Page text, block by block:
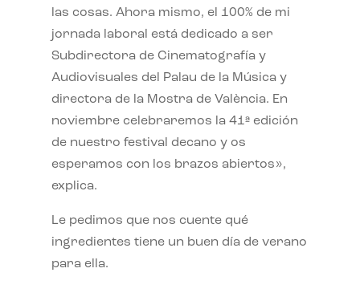
las cosas. Ahora mismo, el 100% de mi
jornada laboral está dedicado a ser
Subdirectora de Cinematografía y
Audiovisuales del Palau de la Música y
directora de la Mostra de València. En
noviembre celebraremos la 41ª edición
de nuestro festival decano y os
esperamos con los brazos abiertos»,
explica.
Le pedimos que nos cuente qué
ingredientes tiene un buen día de verano
para ella.